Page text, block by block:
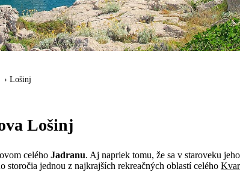
Lošinj
Lošinj
celého Jadranu. Aj napriek tomu, že sa v staroveku
storočia jednou z najkrajších rekreačných oblastí celého